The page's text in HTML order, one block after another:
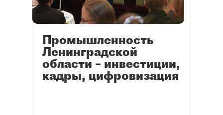
Промышленность
Ленинградской
области – инвестиции,
кадры, цифровизация